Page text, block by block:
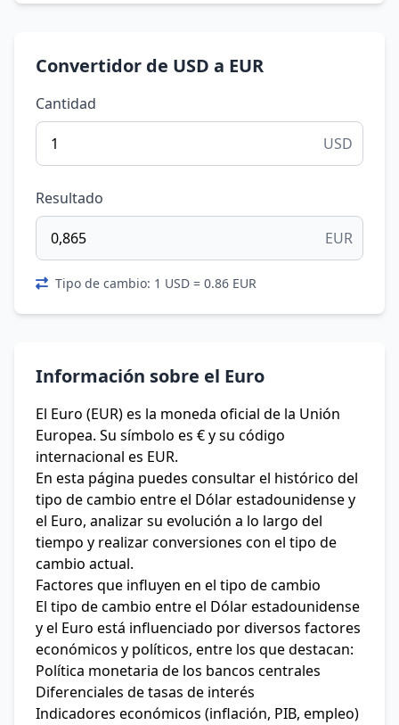
Convertidor de USD a EUR
Cantidad
USD
Resultado
EUR
Tipo de cambio: 1 USD = 0.86 EUR
Información sobre el Euro
El Euro (EUR) es la moneda oficial de la Unión
Europea. Su símbolo es € y su código
internacional es EUR.
En esta página puedes consultar el histórico del
tipo de cambio entre el Dólar estadounidense y
el Euro, analizar su evolución a lo largo del
tiempo y realizar conversiones con el tipo de
cambio actual.
Factores que influyen en el tipo de cambio
El tipo de cambio entre el Dólar estadounidense
y el Euro está influenciado por diversos factores
económicos y políticos, entre los que destacan:
Política monetaria de los bancos centrales
Diferenciales de tasas de interés
Indicadores económicos (inflación, PIB, empleo)